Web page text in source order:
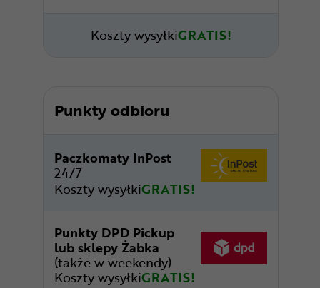
Koszty wysyłkiGRATIS!
Punkty odbioru
Paczkomaty InPost
24/7
Koszty wysyłkiGRATIS!
Punkty DPD Pickup
lub sklepy Żabka
(także w weekendy)
Koszty wysyłkiGRATIS!